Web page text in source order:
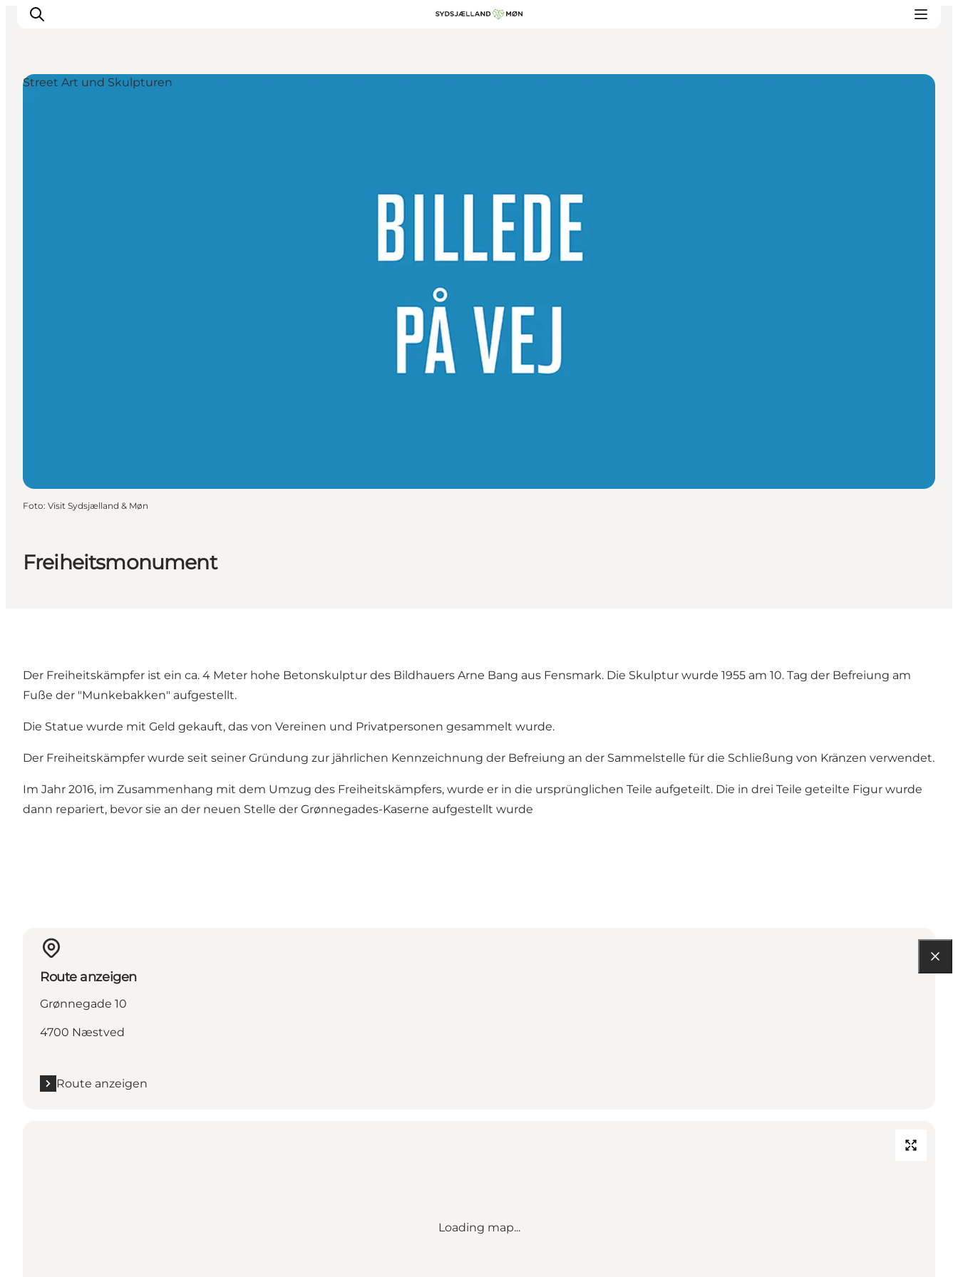
Freiheitsmonument
Street Art und Skulpturen
Foto: Visit Sydsjælland & Møn
Der Freiheitskämpfer ist ein ca. 4 Meter hohe Betonskulptur des Bildhauers Arne Bang aus Fensmark. Die Skulptur wurde 1955 am 10. Tag der Befreiung am
Fuße der "Munkebakken" aufgestellt.
Die Statue wurde mit Geld gekauft, das von Vereinen und Privatpersonen gesammelt wurde.
Der Freiheitskämpfer wurde seit seiner Gründung zur jährlichen Kennzeichnung der Befreiung an der Sammelstelle für die Schließung von Kränzen verwendet.
Im Jahr 2016, im Zusammenhang mit dem Umzug des Freiheitskämpfers, wurde er in die ursprünglichen Teile aufgeteilt. Die in drei Teile geteilte Figur wurde
dann repariert, bevor sie an der neuen Stelle der Grønnegades-Kaserne aufgestellt wurde
Route anzeigen
Grønnegade 10
4700 Næstved
Route anzeigen
Loading map...